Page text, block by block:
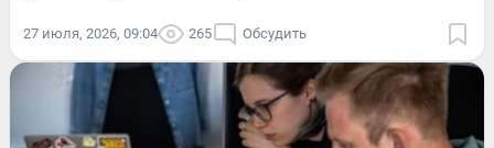
27 июля, 2026, 09:04 265 Обсудить